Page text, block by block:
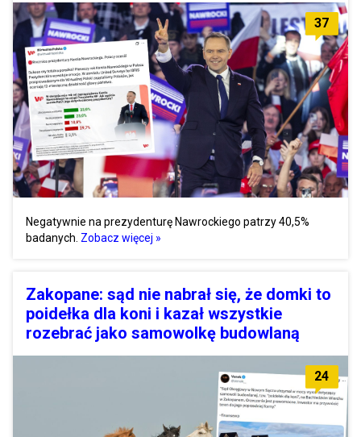
37
Negatywnie na prezydenturę Nawrockiego patrzy 40,5%
badanych. Zobacz więcej »
Zakopane: sąd nie nabrał się, że domki to
poidełka dla koni i kazał wszystkie
rozebrać jako samowolkę budowlaną
24